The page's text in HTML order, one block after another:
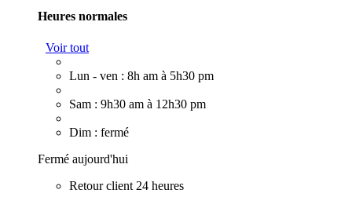
Heures normales
Voir tout
Lun - ven : 8h am à 5h30 pm
Sam : 9h30 am à 12h30 pm
Dim : fermé
Fermé aujourd'hui
Retour client 24 heures